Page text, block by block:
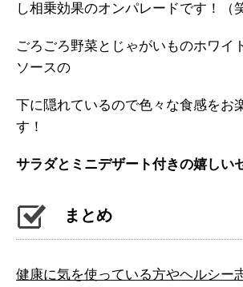
し相乗効果のオンパレードです！（
ごろごろ野菜とじゃがいものホワイ
ソースの
下に隠れているので色々な食感をお
す！
サラダとミニデザート付きの嬉しい
まとめ
健康に気を使っている方やヘルシー